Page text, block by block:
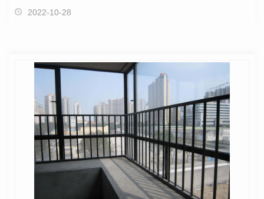
可分为..分隔带护栏、机非隔离护栏、人行道隔离护栏…
2022-10-28